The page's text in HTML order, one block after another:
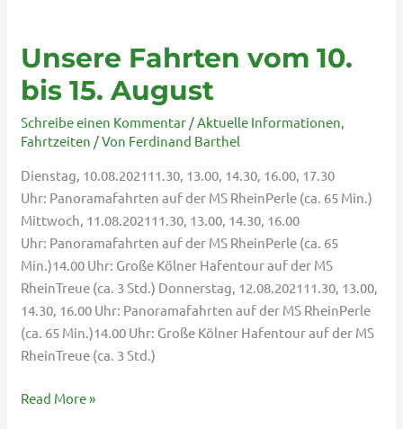
Unsere Fahrten vom 10.
bis 15. August
Schreibe einen Kommentar /Aktuelle Informationen,
Fahrtzeiten / Von Ferdinand Barthel
Dienstag, 10.08.202111.30, 13.00, 14.30, 16.00, 17.30
Uhr: Panoramafahrten auf der MS RheinPerle (ca. 65 Min.)
Mittwoch, 11.08.202111.30, 13.00, 14.30, 16.00
Uhr: Panoramafahrten auf der MS RheinPerle (ca. 65
Min.)14.00 Uhr: Große Kölner Hafentour auf der MS
RheinTreue (ca. 3 Std.) Donnerstag, 12.08.202111.30, 13.00,
14.30, 16.00 Uhr: Panoramafahrten auf der MS RheinPerle
(ca. 65 Min.)14.00 Uhr: Große Kölner Hafentour auf der MS
RheinTreue (ca. 3 Std.)
vom
10.
bis
15.
August
Read More »